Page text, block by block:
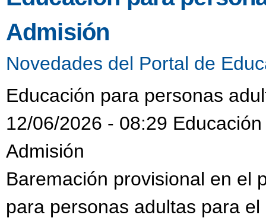
Admisión
Novedades del Portal de
Educación para personas
12/06/2026 - 08:29
Admisión
Baremación provisional en el
para personas adultas para